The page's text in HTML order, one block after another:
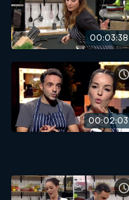
00:03:38
00:02:03